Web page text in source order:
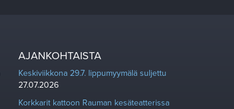
AJANKOHTAISTA
Keskiviikkona 29.7. lippumyymälä suljettu
27.07.2026
Korkkarit kattoon Rauman kesäteatterissa